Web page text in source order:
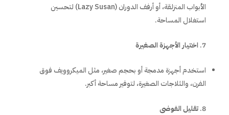
الأبواب المنزلقة، أو أرفف الدوران (Lazy Susan) لتحسين
استغلال المساحة.
اختيار الأجهزة الصغيرة
استخدم أجهزة مدمجة أو بحجم صغير، مثل الميكروويف فوق
الفرن، والثلاجات الصغيرة، لتوفير مساحة أكبر.
تقليل الفوضى